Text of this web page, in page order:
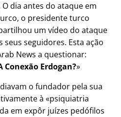
dia antes do ataque em
o presidente turco
um vídeo do ataque
seguidores. Esta ação
News a questionar:
Erdogan?
o fundador pela sua
à
psiquiatria
em expôr juízes pedófilos